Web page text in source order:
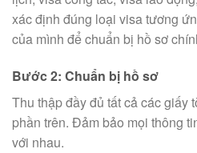
xác định đúng loại visa tương
của mình để chuẩn bị hồ sơ
Bước 2: Chuẩn bị hồ sơ
Thu thập đầy đủ tất cả các giấy
phần trên. Đảm bảo mọi thông
với nhau.